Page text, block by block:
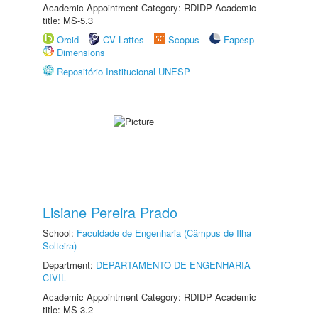
Academic Appointment Category: RDIDP Academic
title: MS-5.3
Orcid
CV Lattes Scopus
Fapesp
Dimensions
Repositório Institucional UNESP
Lisiane Pereira Prado
School: Faculdade de Engenharia (Câmpus de Ilha
Solteira)
Department: DEPARTAMENTO DE ENGENHARIA
CIVIL
Academic Appointment Category: RDIDP Academic
title: MS-3.2